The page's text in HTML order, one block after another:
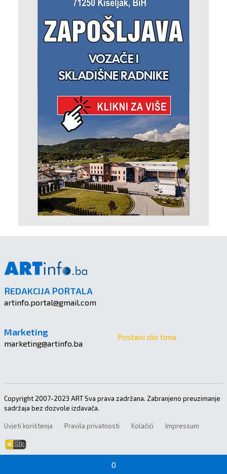
0
REDAKCIJA PORTALA
artinfo.portal@gmail.com
Marketing
marketing@artinfo.ba
Postani dio tima
Copyright 2007-2023 ART Sva prava zadržana. Zabranjeno preuzimanje
sadržaja bez dozvole izdavača.
Uvjeti korištenja Pravila privatnosti Kolačići Impressum